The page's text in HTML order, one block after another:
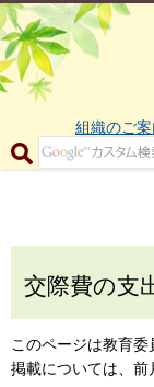
組織のご案
交際費の支
このページは教育委
掲載については、前